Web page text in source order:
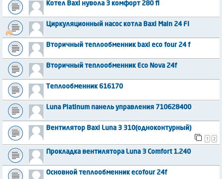
Котел Baxi нувола 3 комфорт 280 fi
Циркуляционный насос котла Baxi Main 24 FI
Вторичный теплообменник baxi eco four 24 f
Вторичный теплообменник Eco Nova 24f
Теплообменник 616170
Luna Platinum панель управления 710628400
Вентилятор Baxi Luna 3 310(одноконтурный)
1
2
Прокладка вентилятора Luna 3 Comfort 1.240
Основной теплообменник ecofour 24f